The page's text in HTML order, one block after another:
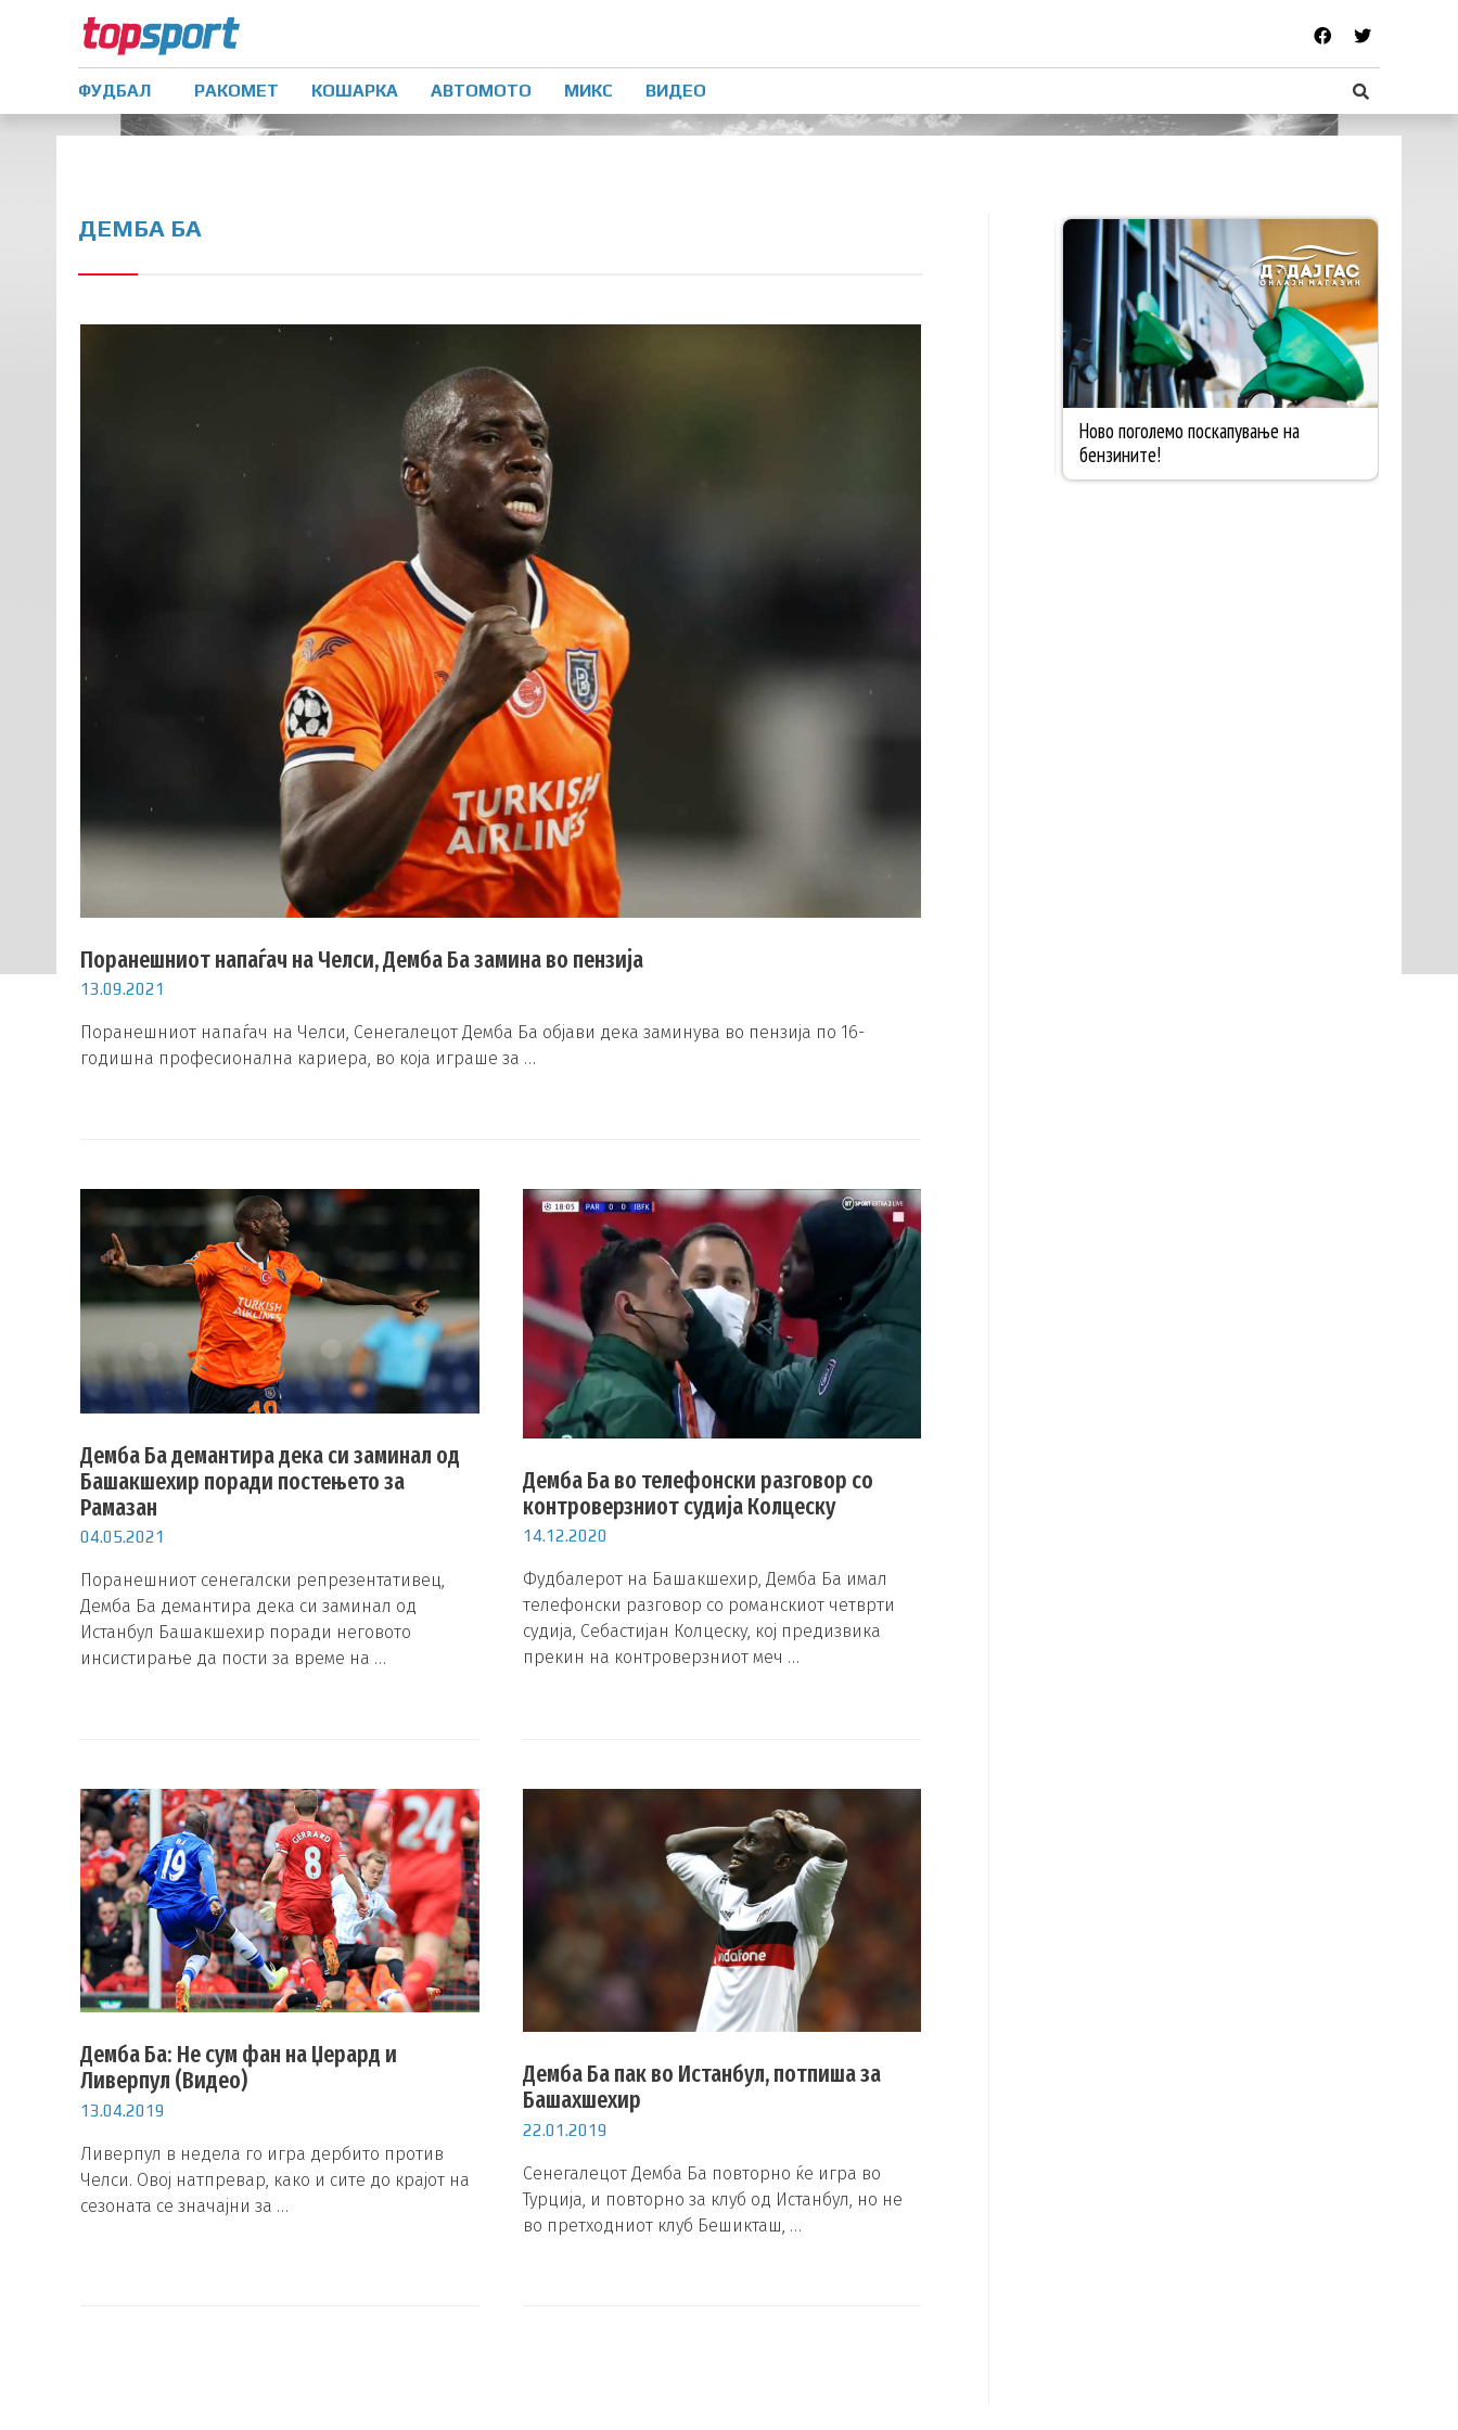
ФУДБАЛ РАКОМЕТ КОШАРКА АВТОМОТО МИКС ВИДЕО
ДЕМБА БА
Поранешниот напаѓач на Челси, Демба Ба замина во пензија
13.09.2021
Поранешниот напаѓач на Челси, Сенегалецот Демба Ба објави дека заминува во пензија по 16-
годишна професионална кариера, во која играше за …
Демба Ба демантира дека си заминал од
Башакшехир поради постењето за
Рамазан
04.05.2021
Поранешниот сенегалски репрезентативец,
Демба Ба демантира дека си заминал од
Истанбул Башакшехир поради неговото
инсистирање да пости за време на …
Демба Ба во телефонски разговор со
контроверзниот судија Колцеску
14.12.2020
Фудбалерот на Башакшехир, Демба Ба имал
телефонски разговор со романскиот четврти
судија, Себастијан Колцеску, кој предизвика
прекин на контроверзниот меч …
Демба Ба: Не сум фан на Џерард и
Ливерпул (Видео)
13.04.2019
Ливерпул в недела го игра дербито против
Челси. Овој натпревар, како и сите до крајот на
сезоната се значајни за …
Демба Ба пак во Истанбул, потпиша за
Башахшехир
22.01.2019
Сенегалецот Демба Ба повторно ќе игра во
Турција, и повторно за клуб од Истанбул, но не
во претходниот клуб Бешикташ, …